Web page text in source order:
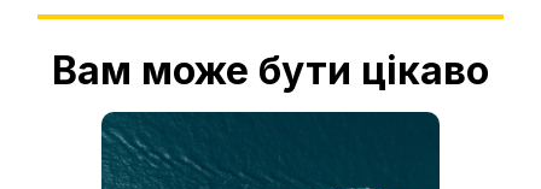
Вам може бути цікаво